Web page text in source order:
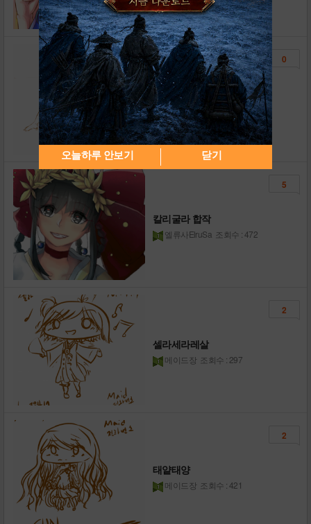
예전에 그렸던 플라톤 재탕!
메이드장 조회수 : 295
0
칼리굴라 합작
엘류사ElruSa 조회수 : 472
5
셀라세라레살
메이드장 조회수 : 297
2
태얕태양
메이드장 조회수 : 421
2
오늘하루 안보기 닫기